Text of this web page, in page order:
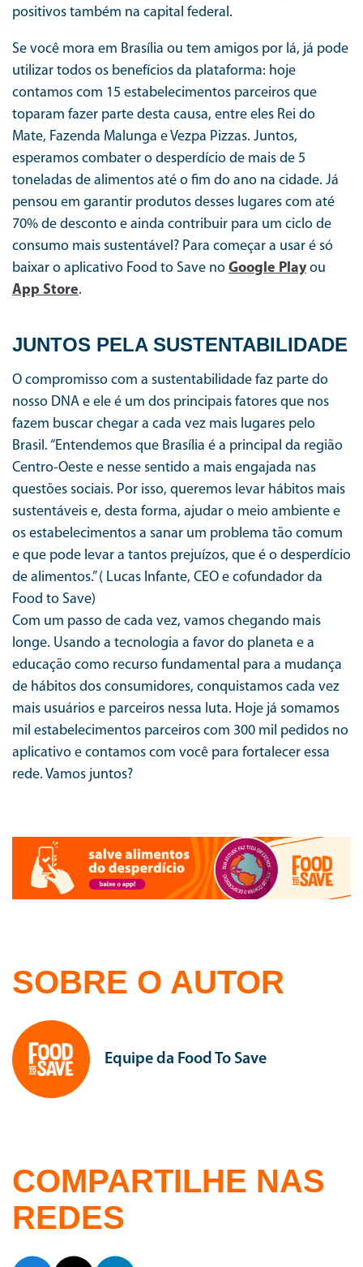
positivos também na capital federal.
Se você mora em Brasília ou tem amigos por lá, já pode
utilizar todos os benefícios da plataforma: hoje
contamos com 15 estabelecimentos parceiros que
toparam fazer parte desta causa, entre eles Rei do
Mate, Fazenda Malunga e Vezpa Pizzas. Juntos,
esperamos combater o desperdício de mais de 5
toneladas de alimentos até o fim do ano na cidade. Já
pensou em garantir produtos desses lugares com até
70% de desconto e ainda contribuir para um ciclo de
consumo mais sustentável? Para começar a usar é só
baixar o aplicativo Food to Save no Google Playou
App Store.
JUNTOS PELA SUSTENTABILIDADE
O compromisso com a sustentabilidade faz parte do
nosso DNA e ele é um dos principais fatores que nos
fazem buscar chegar a cada vez mais lugares pelo
Brasil. “Entendemos que Brasília é a principal da região
Centro-Oeste e nesse sentido a mais engajada nas
questões sociais. Por isso, queremos levar hábitos mais
sustentáveis e, desta forma, ajudar o meio ambiente e
os estabelecimentos a sanar um problema tão comum
e que pode levar a tantos prejuízos, que é o desperdício
de alimentos.” ( Lucas Infante, CEO e cofundador da
Food to Save)
Com um passo de cada vez, vamos chegando mais
longe. Usando a tecnologia a favor do planeta e a
educação como recurso fundamental para a mudança
de hábitos dos consumidores, conquistamos cada vez
mais usuários e parceiros nessa luta. Hoje já somamos
mil estabelecimentos parceiros com 300 mil pedidos no
aplicativo e contamos com você para fortalecer essa
rede. Vamos juntos?
SOBRE O AUTOR
Equipe da Food To Save
COMPARTILHE NAS
REDES